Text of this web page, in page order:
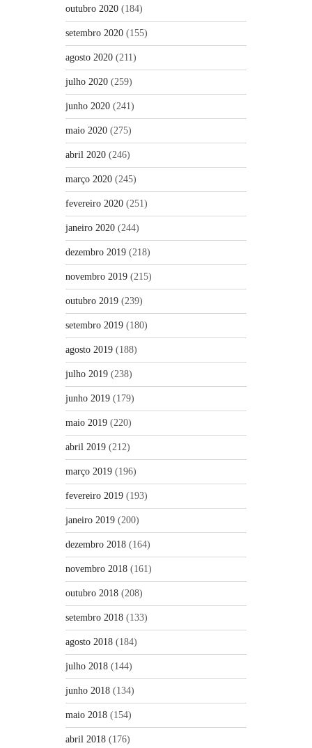
outubro 2020 (184)
setembro 2020 (155)
agosto 2020 (211)
julho 2020 (259)
junho 2020 (241)
maio 2020 (275)
abril 2020 (246)
março 2020 (245)
fevereiro 2020 (251)
janeiro 2020 (244)
dezembro 2019 (218)
novembro 2019 (215)
outubro 2019 (239)
setembro 2019 (180)
agosto 2019 (188)
julho 2019 (238)
junho 2019 (179)
maio 2019 (220)
abril 2019 (212)
março 2019 (196)
fevereiro 2019 (193)
janeiro 2019 (200)
dezembro 2018 (164)
novembro 2018 (161)
outubro 2018 (208)
setembro 2018 (133)
agosto 2018 (184)
julho 2018 (144)
junho 2018 (134)
maio 2018 (154)
abril 2018 (176)